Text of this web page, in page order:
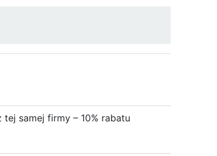
samej firmy – 10% rabatu